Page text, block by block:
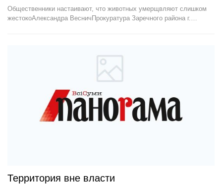
Общественники настаивают, что животных умерщвляют слишком
жестокоАлександра ВесничПрокуратура Заречного района г.…
Территория вне власти